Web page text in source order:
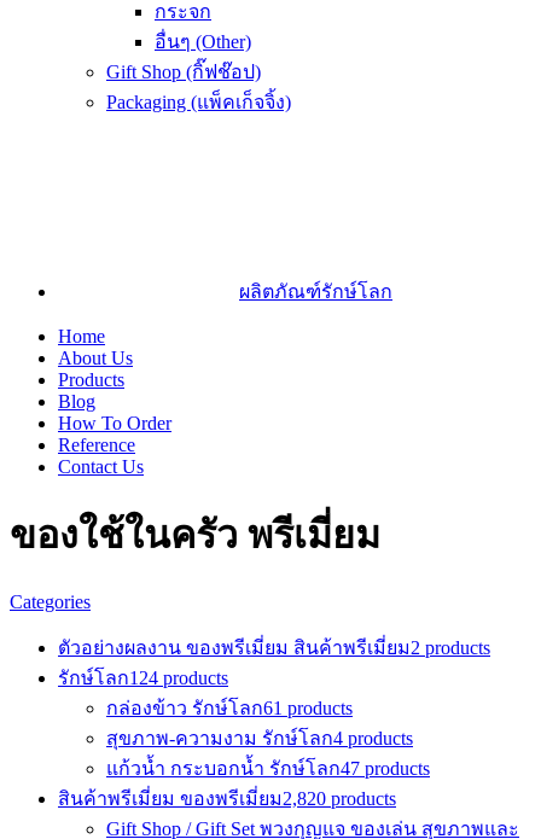
กระจก
อื่นๆ (Other)
Gift Shop (กิ๊ฟช๊อป)
Packaging (แพ็คเก็จจิ้ง)
ผลิตภัณฑ์รักษ์โลก
Home
About Us
Products
Blog
How To Order
Reference
Contact Us
ของใช้ในครัว พรีเมี่ยม
Categories
ตัวอย่างผลงาน ของพรีเมี่ยม สินค้าพรีเมี่ยม2 products
รักษ์โลก124 products
กล่องข้าว รักษ์โลก61 products
สุขภาพ-ความงาม รักษ์โลก4 products
แก้วน้ำ กระบอกน้ำ รักษ์โลก47 products
สินค้าพรีเมี่ยม ของพรีเมี่ยม2,820 products
Gift Shop / Gift Set พวงกุญแจ ของเล่น สุขภาพและ